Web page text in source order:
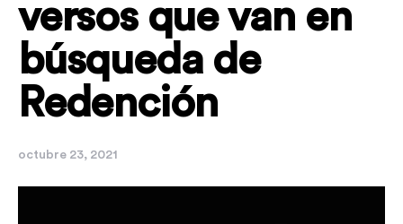
versos que van en
búsqueda de
Redención
octubre 23, 2021